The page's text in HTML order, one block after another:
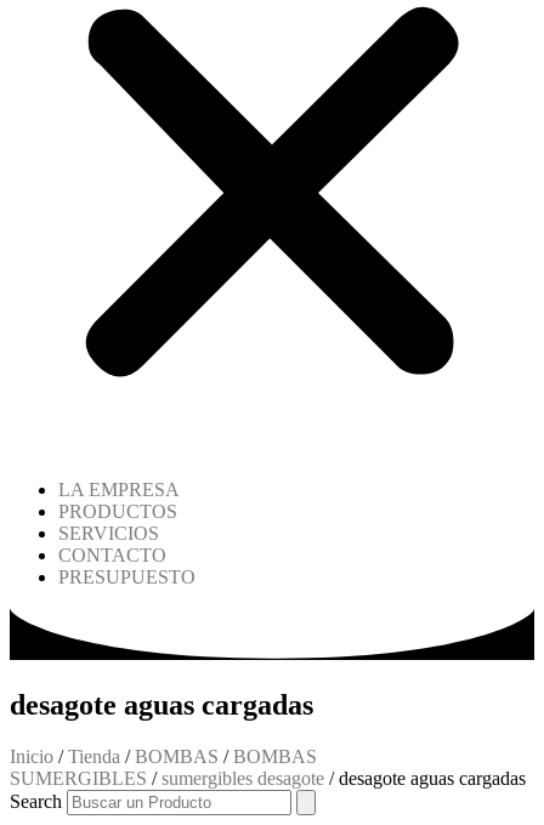
LA EMPRESA
PRODUCTOS
SERVICIOS
CONTACTO
PRESUPUESTO
desagote aguas cargadas
Inicio /Tienda /BOMBAS /BOMBAS
SUMERGIBLES /sumergibles desagote / desagote aguas cargadas
Search